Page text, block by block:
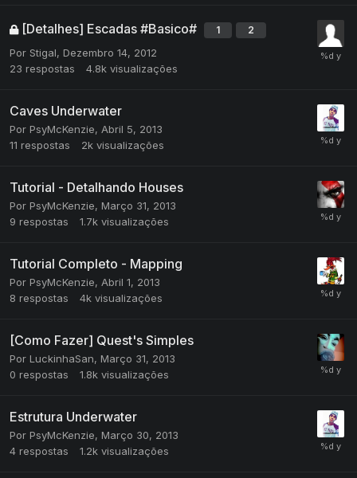
[Detalhes] Escadas #Basico# 1 2
Por Stigal, Dezembro 14, 2012
23 respostas 4.8k visualizações
Caves Underwater
Por PsyMcKenzie, Abril 5, 2013
11 respostas 2k visualizações
Tutorial - Detalhando Houses
Por PsyMcKenzie, Março 31, 2013
9 respostas 1.7k visualizações
Tutorial Completo - Mapping
Por PsyMcKenzie, Abril 1, 2013
8 respostas 4k visualizações
[Como Fazer] Quest's Simples
Por LuckinhaSan, Março 31, 2013
0 respostas 1.8k visualizações
Estrutura Underwater
Por PsyMcKenzie, Março 30, 2013
4 respostas 1.2k visualizações